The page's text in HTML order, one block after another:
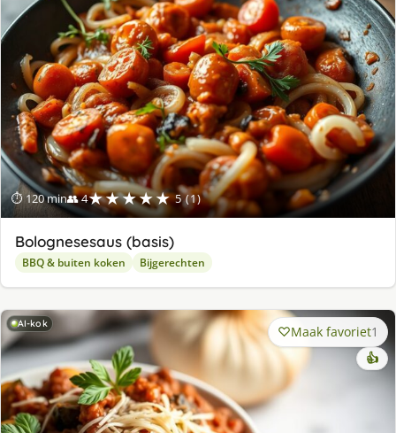
⏱ 120 min👥 4★★★★★ 5 (1)
Bolognesesaus (basis)
BBQ & buiten koken Bijgerechten
AI-kok Maak favoriet1
👍